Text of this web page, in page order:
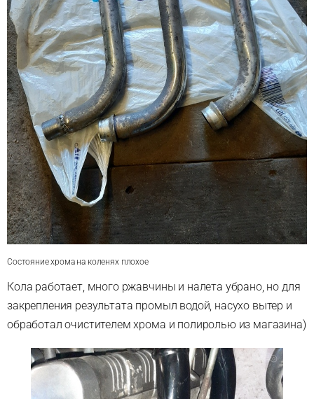
Состояние хрома на коленях плохое
Кола работает, много ржавчины и налета убрано, но для
закрепления результата промыл водой, насухо вытер и
обработал очистителем хрома и полиролью из магазина)